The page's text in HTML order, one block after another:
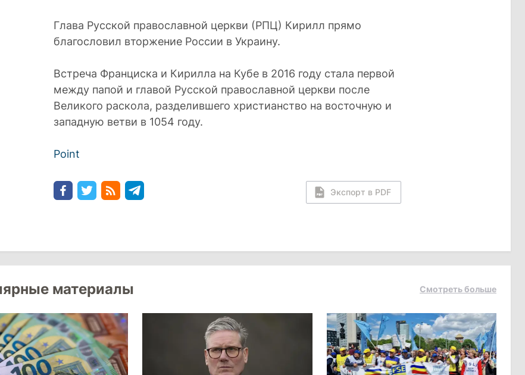
Глава Русской православной церкви (РПЦ) Кирилл прямо
благословил вторжение России в Украину.
Встреча Франциска и Кирилла на Кубе в 2016 году стала первой
между папой и главой Русской православной церкви после
Великого раскола, разделившего христианство на восточную и
западную ветви в 1054 году.
Point
Экспорт в PDF
материалы Смотреть больше